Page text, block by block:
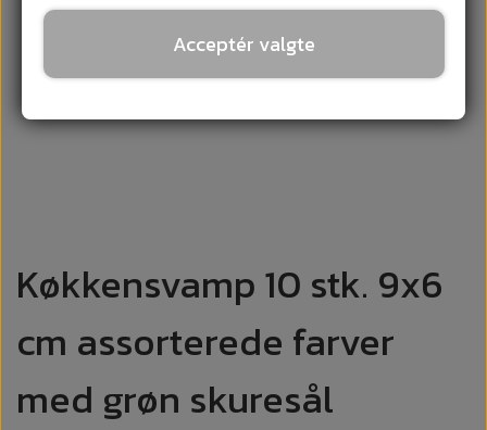
Køkkensvamp 10 stk. 9x6
cm assorterede farver
med grøn skuresål
Acceptér valgte